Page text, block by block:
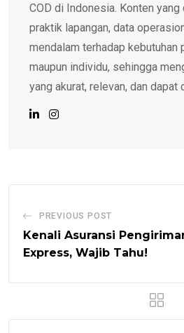
COD di Indonesia. Konten
praktik lapangan, data
mendalam terhadap kebutuhan
maupun individu, sehingga
yang akurat, relevan, dan dapat
PREVIOUS POST
Kenali Asuransi
Express, Wajib Tahu!